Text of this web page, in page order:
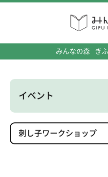
みんなの森 ぎ
イベント
刺し子ワークショップ